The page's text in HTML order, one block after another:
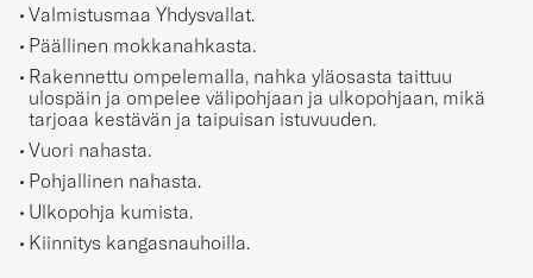
Valmistusmaa Yhdysvallat.
Päällinen mokkanahkasta.
Rakennettu ompelemalla, nahka yläosasta taittuu
ulospäin ja ompelee välipohjaan ja ulkopohjaan, mikä
tarjoaa kestävän ja taipuisan istuvuuden.
Vuori nahasta.
Pohjallinen nahasta.
Ulkopohja kumista.
Kiinnitys kangasnauhoilla.